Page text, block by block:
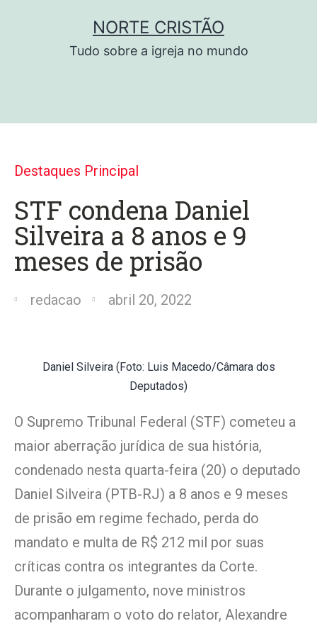
NORTE CRISTÃO
Tudo sobre a igreja no mundo
Destaques Principal
STF condena Daniel
Silveira a 8 anos e 9
meses de prisão
redacao abril 20, 2022
Daniel Silveira (Foto: Luis Macedo/Câmara dos
Deputados)
O Supremo Tribunal Federal (STF) cometeu a
maior aberração jurídica de sua história,
condenado nesta quarta-feira (20) o deputado
Daniel Silveira (PTB-RJ) a 8 anos e 9 meses
de prisão em regime fechado, perda do
mandato e multa de R$ 212 mil por suas
críticas contra os integrantes da Corte.
Durante o julgamento, nove ministros
acompanharam o voto do relator, Alexandre